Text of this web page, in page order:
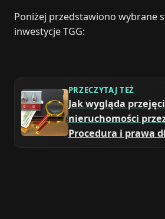
Poniżej przedstawiono wybrane
inwestycje TGG:
PRZECZYTAJ TEŻ
Jak wygląda
nieruchomości
Procedura i prawa